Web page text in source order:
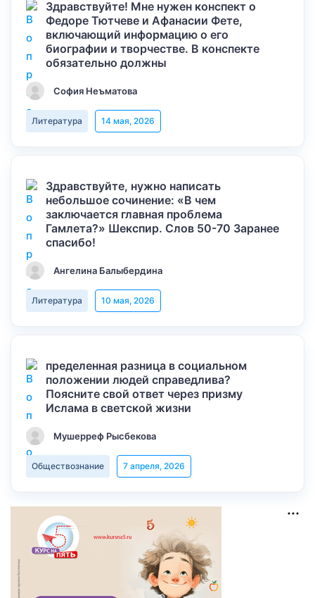
Здравствуйте! Мне нужен конспект о
Федоре Тютчеве и Афанасии Фете,
включающий информацию о его
биографии и творчестве. В конспекте
обязательно должны
София Неъматова
Литература 14 мая, 2026
Здравствуйте, нужно написать
небольшое сочинение: «В чем
заключается главная проблема
Гамлета?» Шекспир. Слов 50-70 Заранее
спасибо!
Ангелина Балыбердина
Литература 10 мая, 2026
пределенная разница в социальном
положении людей справедлива?
Поясните свой ответ через призму
Ислама в светской жизни
Мушерреф Рысбекова
Обществознание 7 апреля, 2026